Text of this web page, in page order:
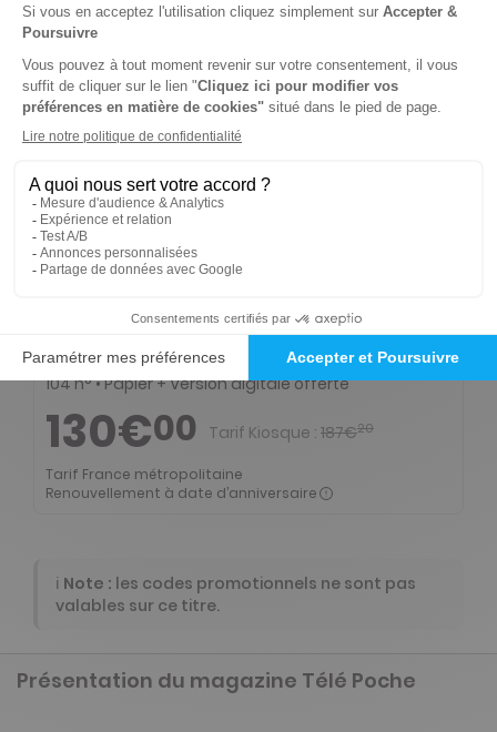
0€90
Prix par n° pendant 6 mois, puis 1,65 € par n°
Tarif France métropolitaine
0€95
Prix par n° pendant 6 mois, puis 1,65 € par n°
-31%
Abonnement 2 ans
104 n° • Papier + Version digitale offerte
130€00 Tarif Kiosque : 187€20
Tarif France métropolitaine
Renouvellement à date d’anniversaire
ℹ️ Note : les codes promotionnels ne sont pas
valables sur ce titre.
Présentation du magazine Télé Poche